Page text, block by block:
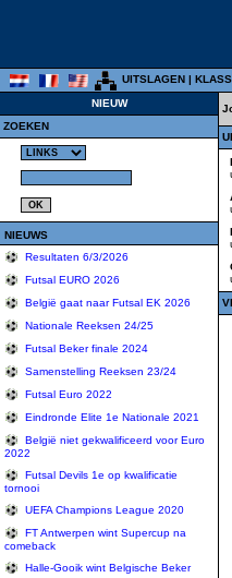
UITSLAGEN |
NIEUW
ZOEKEN
NIEUWS
Resultaten 6/3/2026
Futsal EURO 2026
België gaat naar Futsal EK 2026
Nationale Reeksen 24/25
Futsal Beker finale 2024
Samenstelling Reeksen 23/24
Futsal Euro 2022
Eindronde Elite 1e Nationale 2021
België niet gekwalificeerd voor Euro
2022
Futsal Devils 1e op kwalificatie
tornooi
UEFA Champions League 2020
FT Antwerpen wint Supercup na
comeback
Halle-Gooik wint Belgische Beker